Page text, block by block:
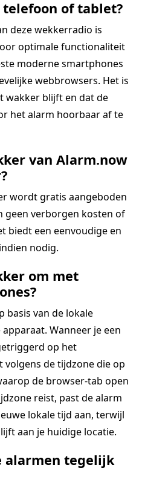
of tablet?
deze wekkerradio is
optimale functionaliteit
moderne smartphones
webbrowsers. Het is
wakker blijft en dat de
het alarm hoorbaar af te
van Alarm.now
wordt gratis aangeboden
geen verborgen kosten of
biedt een eenvoudige en
nodig.
om met
basis van de lokale
Wanneer je een
op het
de tijdzone die op
de browser-tab open
reist, past de alarm
lokale tijd aan, terwijl
aan je huidige locatie.
alarmen tegelijk